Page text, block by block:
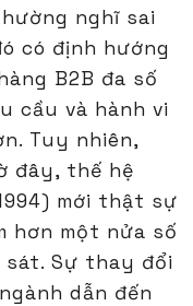
nghĩ sai
có định hướng
B2B đa số
cầu và hành vi
Tuy nhiên,
đây, thế hệ
mới thật sự
hơn một nửa số
sát. Sự thay đổi
dẫn đến